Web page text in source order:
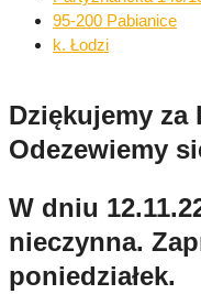
95-200 Pabianice
k. Łodzi
Dziękujemy za
Odezewiemy
W dniu
nieczynna.
poniedziałek.